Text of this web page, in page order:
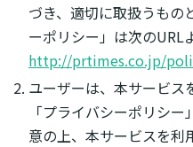
づき、適切に取扱うもの
ーポリシー」は次のURL
http://prtimes.co.jp/
ユーザーは、本サービス
「プライバシーポリシ
意の上、本サービスを利